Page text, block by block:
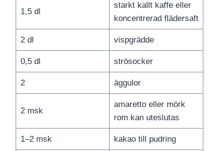
1,5 dl
starkt kallt kaffe eller
koncentrerad flädersaft
2 dl vispgrädde
0,5 dl strösocker
2 äggulor
2 msk
amaretto eller mörk
rom kan uteslutas
1–2 msk kakao till pudring